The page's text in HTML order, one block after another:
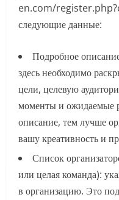
en.com/
следующие данные:
Подробное
здесь необходимо
цели, целевую
моменты и ожидаемые
описание, тем лучше
вашу креативность и
Список
или целая команда):
в организацию. Это